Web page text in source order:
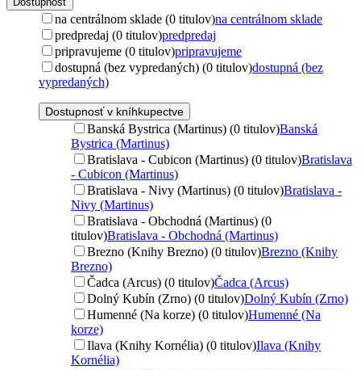
na centrálnom sklade (0 titulov)na centrálnom sklade
predpredaj (0 titulov)predpredaj
pripravujeme (0 titulov)pripravujeme
dostupná (bez vypredaných) (0 titulov)dostupná (bez
vypredaných)
Dostupnosť v kníhkupectve
Banská Bystrica (Martinus) (0 titulov)Banská
Bystrica (Martinus)
Bratislava - Cubicon (Martinus) (0 titulov)Bratislava
- Cubicon (Martinus)
Bratislava - Nivy (Martinus) (0 titulov)Bratislava -
Nivy (Martinus)
Bratislava - Obchodná (Martinus) (0
titulov)Bratislava - Obchodná (Martinus)
Brezno (Knihy Brezno) (0 titulov)Brezno (Knihy
Brezno)
Čadca (Arcus) (0 titulov)Čadca (Arcus)
Dolný Kubín (Zrno) (0 titulov)Dolný Kubín (Zrno)
Humenné (Na korze) (0 titulov)Humenné (Na
korze)
Ilava (Knihy Kornélia) (0 titulov)Ilava (Knihy
Kornélia)